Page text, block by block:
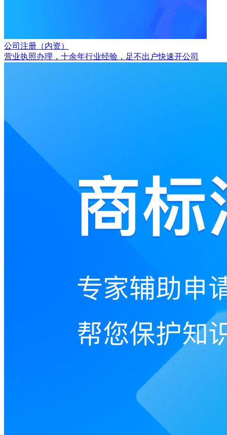
公司注册（内资）
营业执照办理，十余年行业经验，足不出户快速开公司